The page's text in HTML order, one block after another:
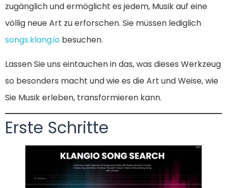
zugänglich und ermöglicht es jedem, Musik auf eine
völlig neue Art zu erforschen. Sie müssen lediglich
songs.klang.io besuchen.
Lassen Sie uns eintauchen in das, was dieses Werkzeug
so besonders macht und wie es die Art und Weise, wie
Sie Musik erleben, transformieren kann.
Erste Schritte